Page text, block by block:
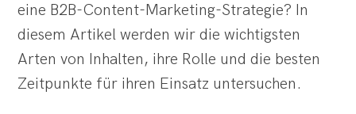
eine B2B-Content-Marketing-Strategie? In
diesem Artikel werden wir die wichtigsten
Arten von Inhalten, ihre Rolle und die besten
Zeitpunkte für ihren Einsatz untersuchen.